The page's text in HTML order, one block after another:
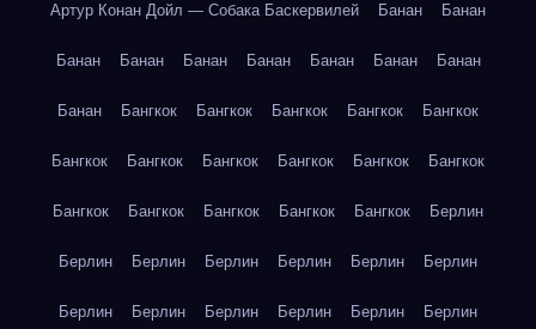
Артур Конан Дойл — Собака Баскервилей Банан Банан
Банан Банан Банан Банан Банан Банан Банан
Банан Бангкок Бангкок Бангкок Бангкок Бангкок
Бангкок Бангкок Бангкок Бангкок Бангкок Бангкок
Бангкок Бангкок Бангкок Бангкок Бангкок Берлин
Берлин Берлин Берлин Берлин Берлин Берлин
Берлин Берлин Берлин Берлин Берлин Берлин